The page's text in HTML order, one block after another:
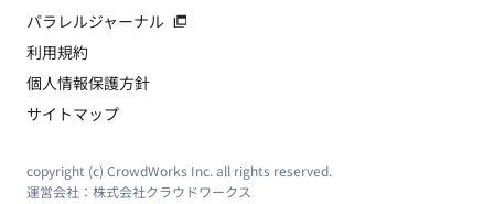
パラレルジャーナル
利用規約
個人情報保護方針
サイトマップ
copyright (c) CrowdWorks Inc. all rights reserved.
運営会社： 株式会社クラウドワークス